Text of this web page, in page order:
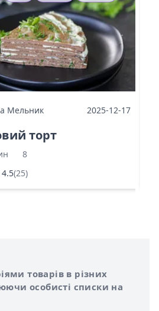
Мельник 2025-12-17
торт
8
4.5(25)
товарів в різних
особисті списки на